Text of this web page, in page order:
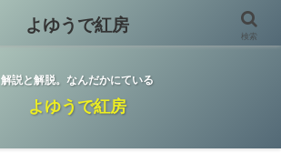
解説と解脱。なんだかにている
よゆうで紅房
よゆうで紅房 検索